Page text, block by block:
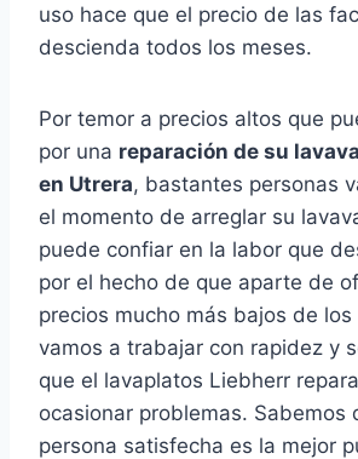
uso hace que el precio de las
descienda todos los meses.
Por temor a precios altos que
por una reparación de su
en Utrera, bastantes personas
el momento de arreglar su
puede confiar en la labor que
por el hecho de que aparte de
precios mucho más bajos de los
vamos a trabajar con rapidez y
que el lavaplatos Liebherr
ocasionar problemas. Sabemos
persona satisfecha es la mejor